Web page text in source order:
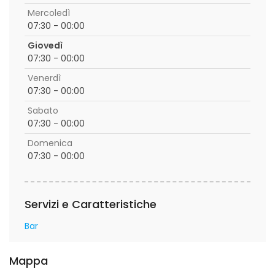
Mercoledì
07:30 - 00:00
Giovedì
07:30 - 00:00
Venerdì
07:30 - 00:00
Sabato
07:30 - 00:00
Domenica
07:30 - 00:00
Servizi e Caratteristiche
Bar
Mappa